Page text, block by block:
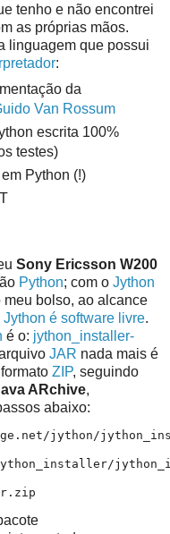
tenho e não encontrei
as próprias mãos.
linguagem que possui
:
da
Van Rossum
escrita 100%
testes)
Python (!)
Sony Ericsson W200
Python; com o Jython
bolso, ao alcance
Jython é software livre.
é o: jython_installer-
JAR nada mais é
ZIP, seguindo
ARchive,
abaixo:
jython/